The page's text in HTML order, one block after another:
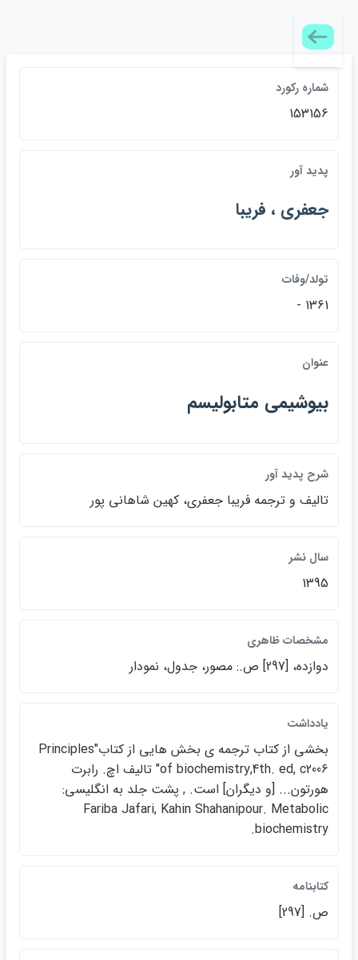
شماره ركورد
153156
پديد آور
جعفري ، فريبا
تولد/وفات
1361 -
عنوان
بيوشيمي متابوليسم
شرح پديد آور
تاليف و ترجمه فريبا جعفري، كهين شاهاني پور
سال نشر
1395
مشخصات ظاهري
دوازده، [297] ص.: مصور، جدول، نمودار
يادداشت
بخشي از كتاب ترجمه ي بخش هايي از كتاب"Principles
of biochemistry,4th. ed, c2006" تاليف اچ. رابرت
هورتون... [و ديگران] است. , پشت جلد به انگليسي:
Fariba Jafari, Kahin Shahanipour. Metabolic
biochemistry.
كتابنامه
ص. [297]